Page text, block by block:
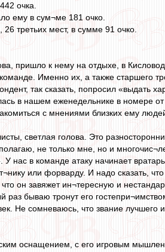
очка.
ему в сум¬ме 181 очко.
третьих мест, в сумме 91 очко.
пришло к нему на отдыхе, в
Именно их, а также старшего
так сказать, попросил «выдать
в нашем еженедельнике в номере
с мнениями близких ему
светлая голова. Это
не только мне, но и
нас в команде атаку начинает
или форварду. И надо сказать,
он завяжет ин¬тересную и
бываю тронут его
Не сомневаюсь, что звание лучшего
оснащением, с его игровым